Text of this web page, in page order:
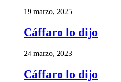
19 marzo, 2025
Cáffaro lo dijo
24 marzo, 2023
Cáffaro lo dijo